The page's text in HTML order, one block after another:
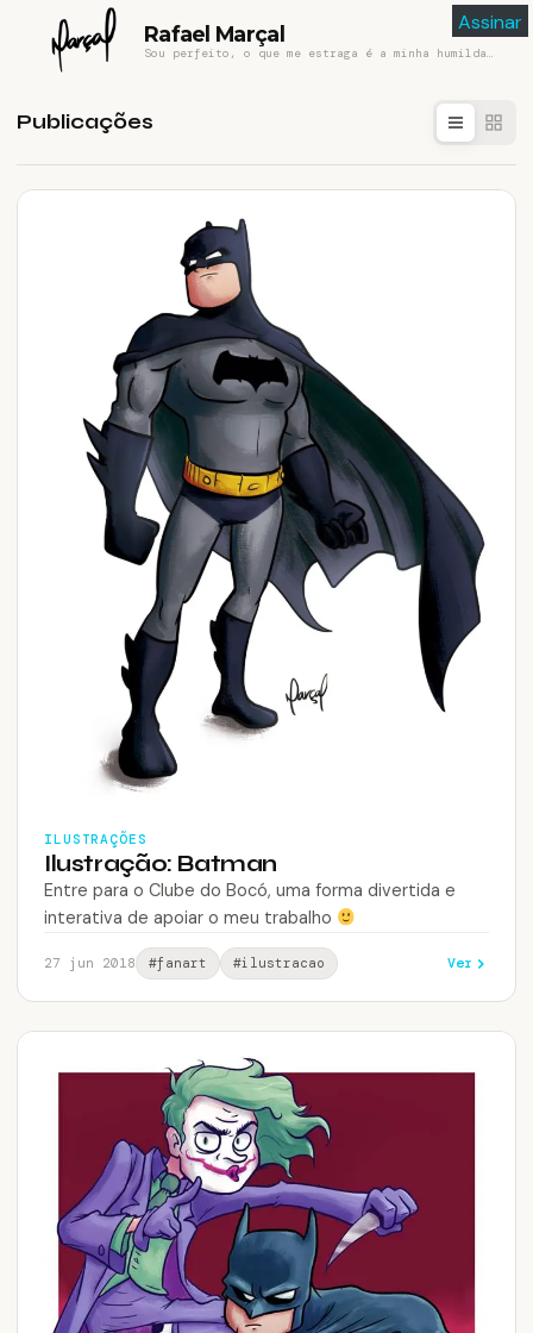
Rafael Marçal
Publicações
ILUSTRAÇÕES
Ilustração: Batman
Entre para o Clube do Bocó, uma forma divertida e
interativa de apoiar o meu trabalho
27 jun 2018 #fanart #ilustracao Ver
Assinar